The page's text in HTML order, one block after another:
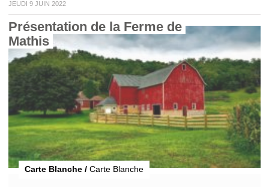
JEUDI 9 JUIN 2022
Présentation de la Ferme de
Mathis
Carte Blanche / Carte Blanche